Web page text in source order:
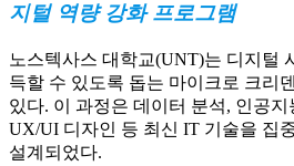
지털 역량 강화 프로그램
노스텍사스 대학교(UNT)는 디지털
득할 수 있도록 돕는 마이크로 크리
있다. 이 과정은 데이터 분석, 인공
UX/UI 디자인 등 최신 IT 기술을 집
설계되었다.